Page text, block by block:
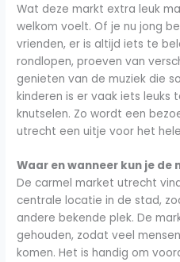
Wat deze markt extra leuk
welkom voelt. Of je nu jong
vrienden, er is altijd iets te
rondlopen, proeven van
genieten van de muziek die
kinderen is er vaak iets leuks
knutselen. Zo wordt een
utrecht een uitje voor het
Waar en wanneer kun je de
De carmel market utrecht
centrale locatie in de stad,
andere bekende plek. De
gehouden, zodat veel
komen. Het is handig om